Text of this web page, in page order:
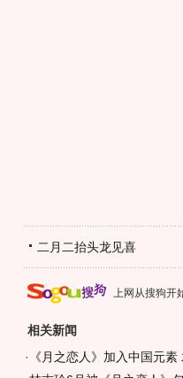
二月二抬头龙见喜
上网从搜狗开
相关新闻
· 《月之恋人》加入中国元